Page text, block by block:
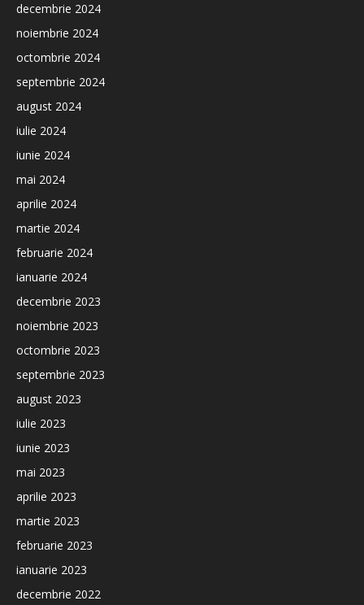
decembrie 2024
noiembrie 2024
octombrie 2024
septembrie 2024
august 2024
iulie 2024
iunie 2024
mai 2024
aprilie 2024
martie 2024
februarie 2024
ianuarie 2024
decembrie 2023
noiembrie 2023
octombrie 2023
septembrie 2023
august 2023
iulie 2023
iunie 2023
mai 2023
aprilie 2023
martie 2023
februarie 2023
ianuarie 2023
decembrie 2022